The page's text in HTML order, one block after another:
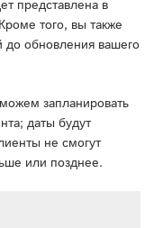
представлена в
того, вы также
до обновления вашего
запланировать
даты будут
не смогут
или позднее.